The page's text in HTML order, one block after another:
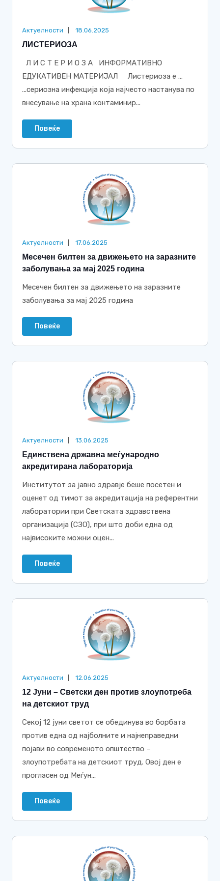
Актуелности 18.06.2025
ЛИСТЕРИОЗА
Л И С Т Е Р И О З А ИНФОРМАТИВНО
ЕДУКАТИВЕН МАТЕРИЈАЛ Листериоза е …
...сериозна инфекција која најчесто настанува по
внесување на храна контаминир...
Повеќе
Актуелности 17.06.2025
Месечен билтен за движењето на заразните
заболувања за мај 2025 година
Месечен билтен за движењето на заразните
заболувања за мај 2025 година
Повеќе
Актуелности 13.06.2025
Единствена државна меѓународно
акредитирана лабораторија
Институтот за јавно здравје беше посетен и
оценет од тимот за акредитација на референтни
лаборатории при Светската здравствена
организација (СЗО), при што доби една од
највисоките можни оцен...
Повеќе
Актуелности 12.06.2025
12 Јуни – Светски ден против злоупотреба
на детскиот труд
Секој 12 јуни светот се обединува во борбата
против една од најболните и најнеправедни
појави во современото општество –
злоупотребата на детскиот труд. Овој ден е
прогласен од Меѓун...
Повеќе